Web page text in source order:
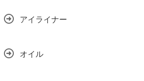
アイライナー
オイル